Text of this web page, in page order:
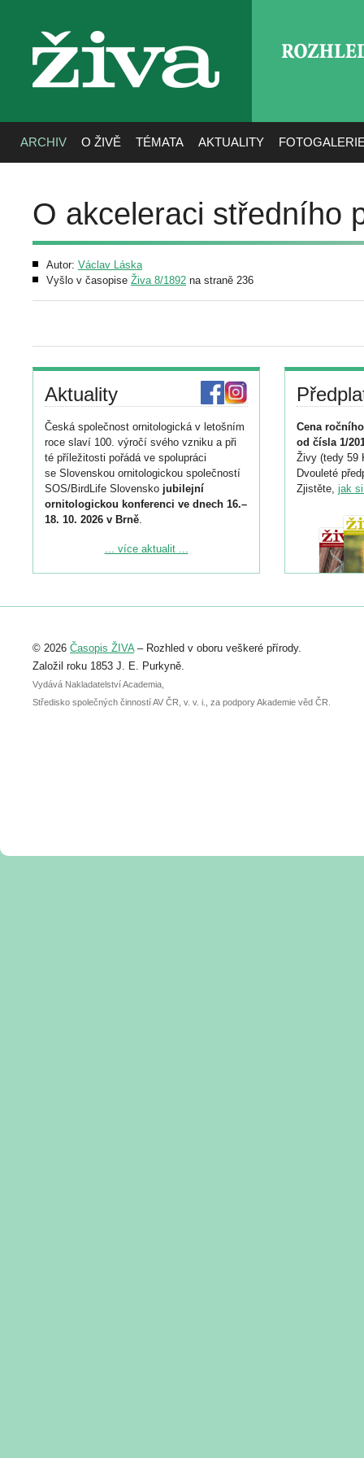
živa
ARCHIV O ŽIVĚ TÉMATA AKTUALITY
O akceleraci středního
Autor: Václav Láska
Vyšlo v časopise Živa 8/1892 na straně 236
Aktuality
Česká společnost ornitologická v letošním
roce slaví 100. výročí svého vzniku a při
té příležitosti pořádá ve spolupráci
se Slovenskou ornitologickou společností
SOS/BirdLife Slovensko jubilejní
ornitologickou konferenci ve dnech 16.–
18. 10. 2026 v Brně.
Podrobnější informace ke konferenci
Registrovat se můžete do 6. září.
abstraktu přihlášené přednášky nebo
posteru je už 30. června.
... více aktualit ...
Cena
od čísla 1/
Živy (tedy 59
Dvouleté
Zjistěte, jak
© 2026 Časopis ŽIVA– Rozhled v oboru veškeré přírody.
Založil roku 1853 J. E. Purkyně.
Vydává Nakladatelství Academia,
Středisko společných činností AV ČR, v. v. i., za podpory Akademie věd ČR.